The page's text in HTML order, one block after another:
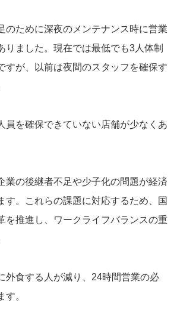
のために深夜のメンテナンス時に営業
りました。現在では最低でも3人体制
すが、以前は夜間のスタッフを確保す
員を確保できていない店舗が少なくあ
業の後継者不足や少子化の問題が経済
す。これらの課題に対応するため、国
を推進し、ワークライフバランスの重
外食する人が減り、24時間営業の必
。